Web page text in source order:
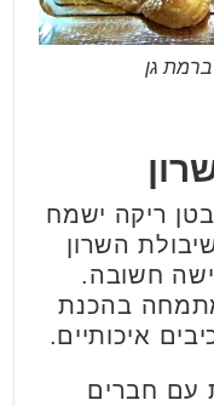
גן
ריקה ישמח
השרון
חשובה.
בהכנת
איכותיים.
עם חברים